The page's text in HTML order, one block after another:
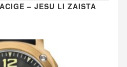
– JESU LI ZAISTA